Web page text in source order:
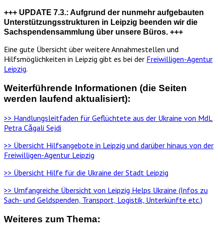
+++ UPDATE 7.3.: Aufgrund der nunmehr aufgebauten
Unterstützungsstrukturen in Leipzig beenden wir die
Sachspendensammlung über unsere Büros. +++
Eine gute Übersicht über weitere Annahmestellen und
Hilfsmöglichkeiten in Leipzig gibt es bei der Freiwilligen-Agentur
Leipzig.
Weiterführende Informationen (die Seiten
werden laufend aktualisiert):
>> Handlungsleitfaden für Geflüchtete aus der Ukraine von MdL
Petra Cǎgali Sejdi
>> Übersicht Hilfsangebote in Leipzig und darüber hinaus von der
Freiwilligen-Agentur Leipzig
>> Übersicht Hilfe für die Ukraine der Stadt Leipzig
>> Umfangreiche Übersicht von Leipzig Helps Ukraine (Infos zu
Sach- und Geldspenden, Transport, Logistik, Unterkünfte etc.)
Weiteres zum Thema: